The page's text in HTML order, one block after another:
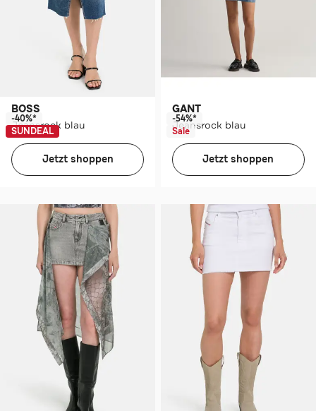
BOSS
Jeansrock blau
-40%*
SUNDEAL
Jetzt shoppen
GANT
Jeansrock blau
-54%*
Sale
Jetzt shoppen